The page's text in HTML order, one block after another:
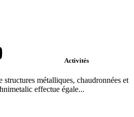
Activités
métalliques, chaudronnées et
effectue égale...